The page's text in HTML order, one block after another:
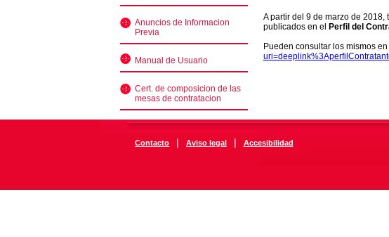
Anuncios de Informacion
Previa
Manual de Usuario
Cert. de composicion de las
mesas de contratacion
A partir del 9 de marzo de
publicados en el
Perfil del
Pueden consultar los mismos
Contacto | Aviso legal | Accesibilidad